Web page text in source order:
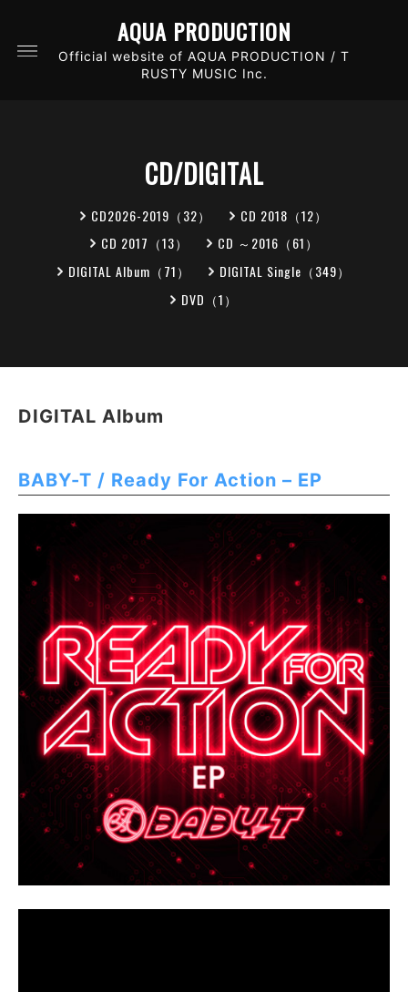
AQUA PRODUCTION
Official website of AQUA PRODUCTION / T
RUSTY MUSIC Inc.
CD/DIGITAL
CD2026-2019（32）
CD 2018（12）
CD 2017（13）
CD ～2016（61）
DIGITAL Album（71）
DIGITAL Single（349）
DVD（1）
DIGITAL Album
BABY-T / Ready For Action – EP